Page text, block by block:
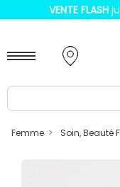
VENTE FLASH
Femme Soin, Beauté